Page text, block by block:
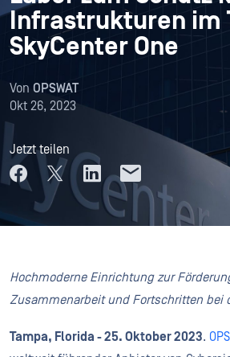
Infrastrukturen im
SkyCenter One
Von OPSWAT
Okt 26, 2023
Jetzt teilen
Hochmoderne Einrichtung zur
Zusammenarbeit und Fortschritten bei
Tampa, Florida - 25. Oktober 2023.